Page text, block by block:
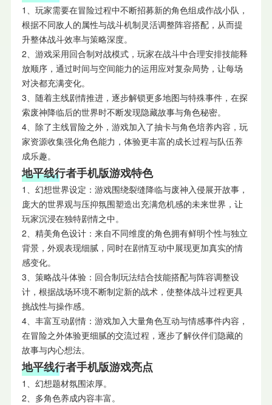
1、玩家需要在冒险过程中不断招募新的角色组成作战小队，
根据不同敌人的属性与战斗机制灵活调整阵容搭配，从而提
升整体战斗效率与策略深度。
2、游戏采用回合制对战模式，玩家在战斗中合理安排技能释
放顺序，通过时间与空间能力的运用应对复杂局势，让每场
对决都充满变化。
3、随着主线剧情推进，逐步解锁更多地图与特殊事件，在探
索废神降临后的世界时不断发现隐藏故事与角色秘密。
4、除了主线冒险之外，游戏加入了抽卡与角色培养内容，玩
家资源收集强化角色能力，体验更丰富的成长过程与队伍养
成乐趣。
地平线行者手机版游戏特色
1、幻想世界设定：游戏围绕裂缝降临与废神入侵展开故事，
庞大的世界观与压抑氛围塑造出充满危机感的未来世界，让
玩家沉浸在独特剧情之中。
2、精美角色设计：来自不同维度的角色拥有鲜明个性与独立
背景，外观表现细腻，同时在剧情互动中展现更加真实的情
感变化。
3、策略战斗体验：回合制玩法结合技能搭配与阵容调整设
计，根据战场环境不断制定新的战术，使整体战斗过程更具
挑战性与操作感。
4、丰富互动剧情：游戏加入大量角色互动与情感事件内容，
在冒险之外体验更细腻的交流过程，逐步了解伙伴们隐藏的
故事与内心想法。
地平线行者手机版游戏亮点
1、幻想题材氛围浓厚。
2、多角色养成内容丰富。